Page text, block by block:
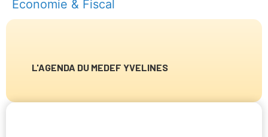
Économie & Fiscal
L'AGENDA DU MEDEF YVELINES